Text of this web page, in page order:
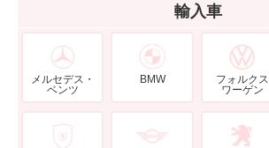
輸入車
メルセデス・
ベンツ
BMW
フォルクス
ワーゲン